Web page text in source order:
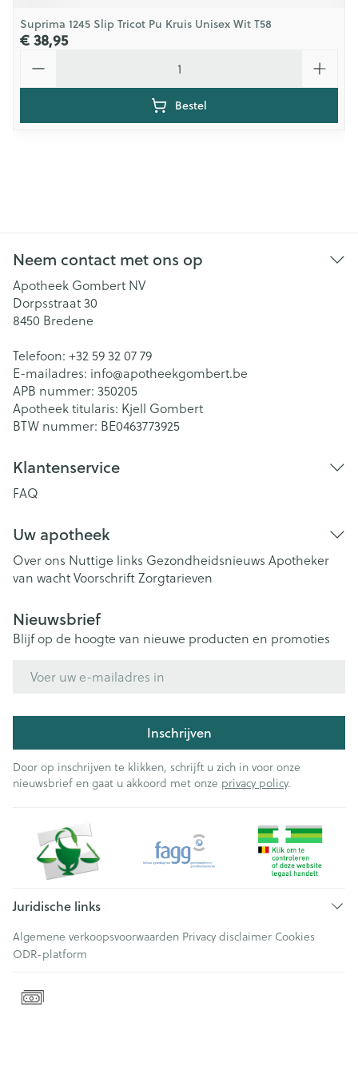
Suprima 1245 Slip Tricot Pu Kruis Unisex Wit T58
€ 38,95
Bestel
Neem contact met ons op
Apotheek Gombert NV
Dorpsstraat 30
8450 Bredene
Telefoon: +32 59 32 07 79
E-mailadres: info@apotheekgombert.be
APB nummer: 350205
Apotheek titularis: Kjell Gombert
BTW nummer: BE0463773925
Klantenservice
FAQ
Uw apotheek
Over ons Nuttige links Gezondheidsnieuws Apotheker
van wachtVoorschriftZorgtarieven
Nieuwsbrief
Blijf op de hoogte van nieuwe producten en promoties
Inschrijven
Door op inschrijven te klikken, schrijft u zich in voor onze
nieuwsbrief en gaat u akkoord met onze privacy policy.
Juridische links
Algemene verkoopsvoorwaarden Privacy disclaimer Cookies
ODR-platform